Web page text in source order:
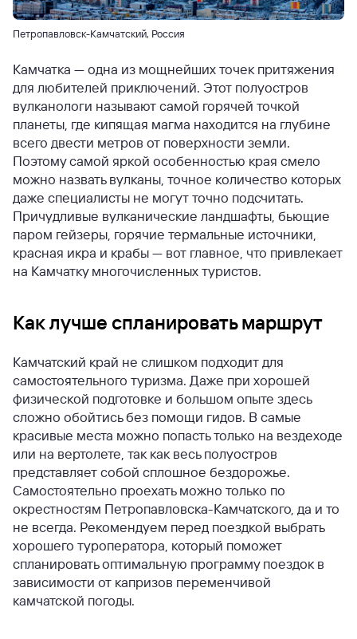
Петропавловск-Камчатский, Россия
Камчатка — одна из мощнейших точек притяжения
для любителей приключений. Этот полуостров
вулканологи называют самой горячей точкой
планеты, где кипящая магма находится на глубине
всего двести метров от поверхности земли.
Поэтому самой яркой особенностью края смело
можно назвать вулканы, точное количество которых
даже специалисты не могут точно подсчитать.
Причудливые вулканические ландшафты, бьющие
паром гейзеры, горячие термальные источники,
красная икра и крабы — вот главное, что привлекает
на Камчатку многочисленных туристов.
Как лучше спланировать маршрут
Камчатский край не слишком подходит для
самостоятельного туризма. Даже при хорошей
физической подготовке и большом опыте здесь
сложно обойтись без помощи гидов. В самые
красивые места можно попасть только на вездеходе
или на вертолете, так как весь полуостров
представляет собой сплошное бездорожье.
Самостоятельно проехать можно только по
окрестностям Петропавловска-Камчатского, да и то
не всегда. Рекомендуем перед поездкой выбрать
хорошего туроператора, который поможет
спланировать оптимальную программу поездок в
зависимости от капризов переменчивой
камчатской погоды.